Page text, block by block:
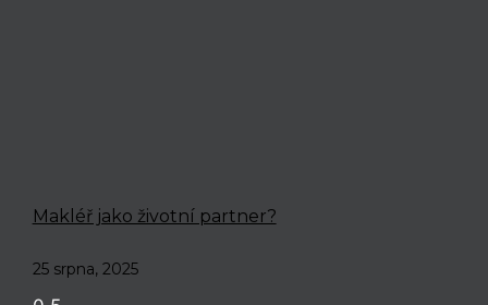
Makléř jako životní partner?
25 srpna, 2025